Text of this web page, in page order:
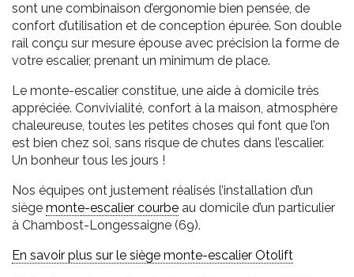
sont une combinaison d’ergonomie bien pensée, de
confort d’utilisation et de conception épurée. Son double
rail conçu sur mesure épouse avec précision la forme de
votre escalier, prenant un minimum de place.
Le monte-escalier constitue, une aide à domicile très
appréciée. Convivialité, confort à la maison, atmosphère
chaleureuse, toutes les petites choses qui font que l’on
est bien chez soi, sans risque de chutes dans l’escalier.
Un bonheur tous les jours !
Nos équipes ont justement réalisés l’installation d’un
siège monte-escalier courbe au domicile d’un particulier
à Chambost-Longessaigne (69).
En savoir plus sur le siège monte-escalier Otolift